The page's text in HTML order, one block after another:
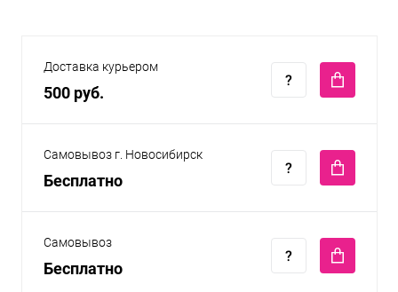
Доставка курьером
500 руб.
Самовывоз г. Новосибирск
Бесплатно
Самовывоз
Бесплатно